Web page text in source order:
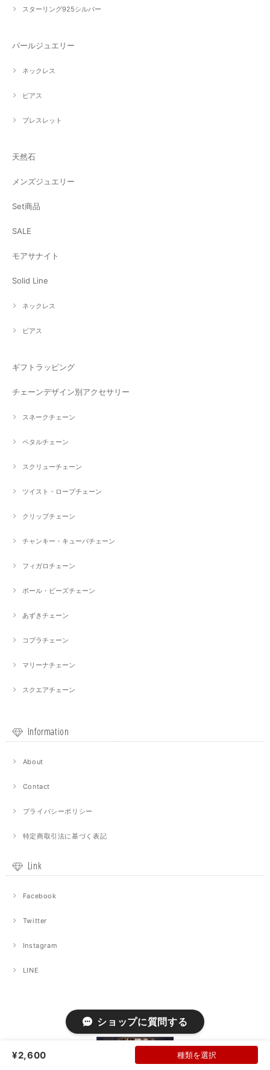
スターリング925シルバー
パールジュエリー
ネックレス
ピアス
ブレスレット
天然石
メンズジュエリー
Set商品
SALE
モアサナイト
Solid Line
ネックレス
ピアス
ギフトラッピング
チェーンデザイン別アクセサリー
スネークチェーン
ペタルチェーン
スクリューチェーン
ツイスト・ロープチェーン
クリップチェーン
チャンキー・キューバチェーン
フィガロチェーン
ボール・ビーズチェーン
あずきチェーン
コプラチェーン
マリーナチェーン
スクエアチェーン
Information
About
Contact
プライバシーポリシー
特定商取引法に基づく表記
Link
Facebook
Twitter
Instagram
LINE
¥2,600 種類を選択
ショップに質問する